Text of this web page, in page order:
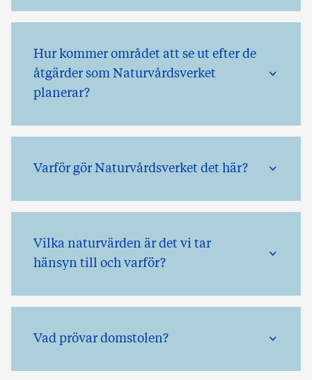
Hur kommer området att se ut efter de
åtgärder som Naturvårdsverket
planerar?
Varför gör Naturvårdsverket det här?
Vilka naturvärden är det vi tar
hänsyn till och varför?
Vad prövar domstolen?